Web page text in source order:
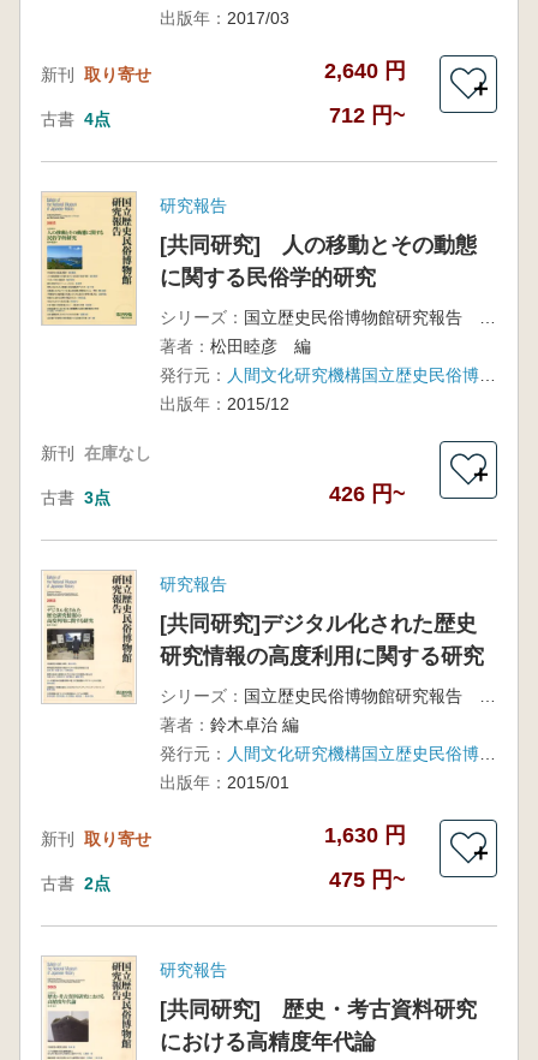
出版年： 2017/03
新刊 取り寄せ 2,640 円
古書 4点 712 円~
＋
研究報告
[共同研究] 人の移動とその動態
に関する民俗学的研究
シリーズ：
著者： 松田睦彦 編
発行元：
人間文化研究機構国立歴史民俗博物館
出版年： 2015/12
新刊 在庫なし
古書 3点 426 円~
＋
研究報告
[共同研究]デジタル化された歴史
研究情報の高度利用に関する研究
シリーズ：
著者： 鈴木卓治 編
発行元：
人間文化研究機構国立歴史民俗博物館
出版年： 2015/01
新刊 取り寄せ 1,630 円
古書 2点 475 円~
＋
研究報告
[共同研究] 歴史・考古資料研究
における高精度年代論